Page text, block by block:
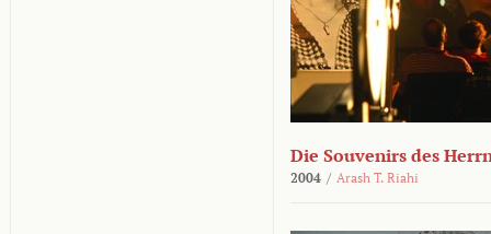
Die Souvenirs des
2004 / Arash T. Riahi